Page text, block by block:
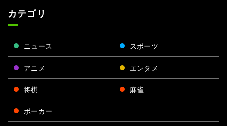
カテゴリ
ニュース スポーツ
アニメ エンタメ
将棋 麻雀
ポーカー